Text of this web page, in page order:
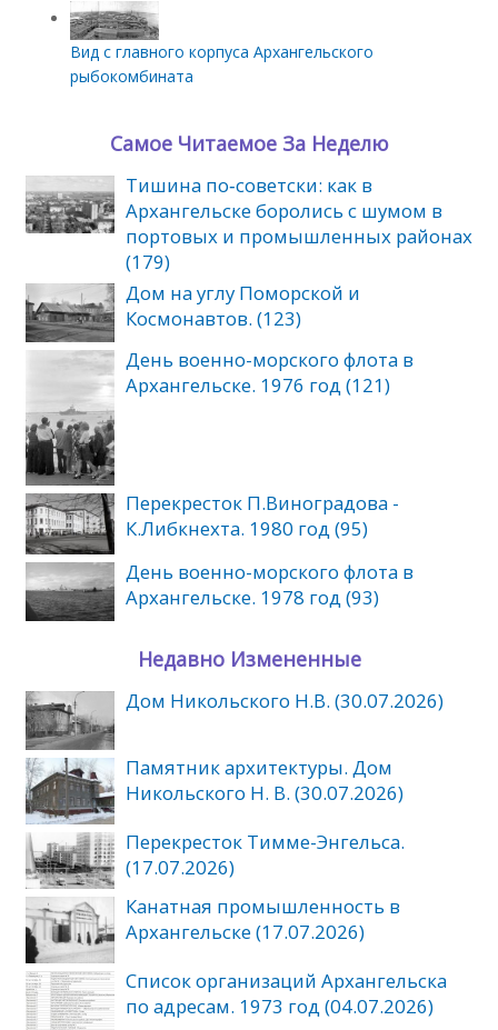
Вид с главного корпуса Архангельского
рыбокомбината
Самое Читаемое За Неделю
Тишина по‑советски: как в
Архангельске боролись с шумом в
портовых и промышленных районах
(179)
Дом на углу Поморской и
Космонавтов. (123)
День военно-морского флота в
Архангельске. 1976 год (121)
Перекресток П.Виноградова -
К.Либкнехта. 1980 год (95)
День военно-морского флота в
Архангельске. 1978 год (93)
Недавно Измененные
Дом Никольского Н.В. (30.07.2026)
Памятник архитектуры. Дом
Никольского Н. В. (30.07.2026)
Перекресток Тимме-Энгельса.
(17.07.2026)
Канатная промышленность в
Архангельске (17.07.2026)
Список организаций Архангельска
по адресам. 1973 год (04.07.2026)